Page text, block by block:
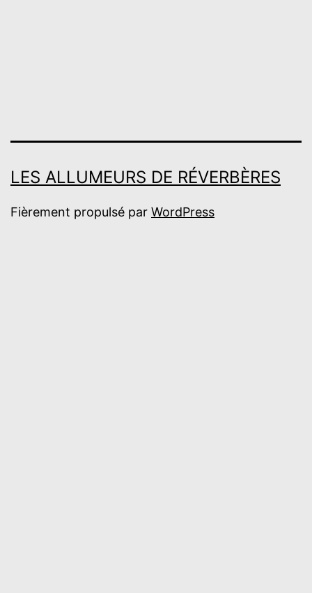
LES ALLUMEURS DE RÉVERBÈRES
Fièrement propulsé par WordPress